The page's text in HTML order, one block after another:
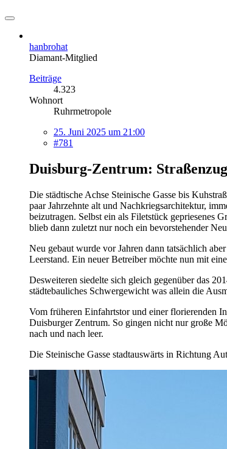
hanbrohat
Diamant-Mitglied
Beiträge
4.323
Wohnort
Ruhrmetropole
25. Juni 2025 um 21:00
#781
Duisburg-Zentrum:
Die städtische Achse Steinische Gasse bis
paar Jahrzehnte alt und Nachkriegsarchitektur,
beizutragen. Selbst ein als Filetstück gepriesenes
blieb dann zuletzt nur noch ein bevorstehender
Neu gebaut wurde vor Jahren dann tatsächlich
Leerstand. Ein neuer Betreiber möchte nun mit
Desweiteren siedelte sich gleich gegenüber das
städtebauliches Schwergewicht was allein die
Vom früheren Einfahrtstor und einer florierenden
Duisburger Zentrum. So gingen nicht nur große
nach und nach leer.
Die Steinische Gasse stadtauswärts in Richtung